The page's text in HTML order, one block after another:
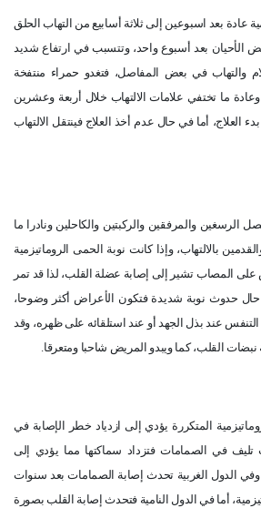
عادة بعد اسبوعين إلى ثلاثة أسابيع من التهاب الحلق
الأحيان بعد أسبوع واحد، وتتسبب في ارتفاع شديد
والتهاب في بعض المفاصل، فتغدو حمراء منتفخة
ما تختفي علامات الالتهاب خلال أربعة وعشرين
العلاج، أما في حال عدم أخذ العلاج فينتقل الالتهاب
الرسغين والمرفقين والركبتين والكاحلين ونادرا ما
بالالتهاب، وإذا كانت نوبة الحمى الروماتيزمية
المصاب تشير إلى إصابة عضلة القلب، لذا قد تمر
حدوث نوبة شديدة فتكون الأعراض أكثر وضوحا،
عند بذل الجهد أو عند استلقائه على ظهره، وقد
القلب، كما ويبدو المريض شاحبا ومتعرقا.
المتكررة يؤدي إلى ازدياد خطر الإصابة في
في الصمامات فتزداد سماكتها مما يؤدي إلى
الدول الغربية تحدث إصابة الصمامات بعد سنوات
أما في الدول النامية فتحدث إصابة القلب بصورة